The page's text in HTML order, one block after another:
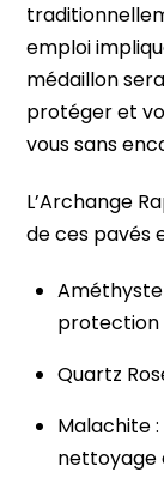
emploi
médaillon
protéger et
vous sans
L’Archange
de ces pavés
protection
Quartz
Malachite
nettoyage